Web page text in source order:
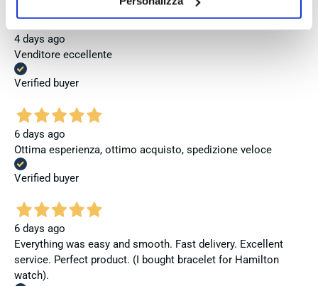
4 days ago
Venditore eccellente
Verified buyer
6 days ago
Ottima esperienza, ottimo acquisto, spedizione veloce
Verified buyer
6 days ago
Everything was easy and smooth. Fast delivery. Excellent
service. Perfect product. (I bought bracelet for Hamilton
watch).